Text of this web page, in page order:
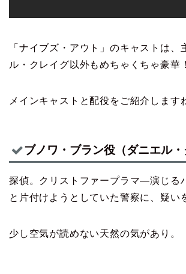
「ナイブズ・アウト」のキャストは、
ル・クレイグ以外もめちゃくちゃ豪華！
メインキャストと配役をご紹介します
ブノワ・ブラン役（ダニエル・
探偵。クリストファープラマ―演じる
と片付けようとしていた警察に、疑い
少し空気が読めない天然の気があり。